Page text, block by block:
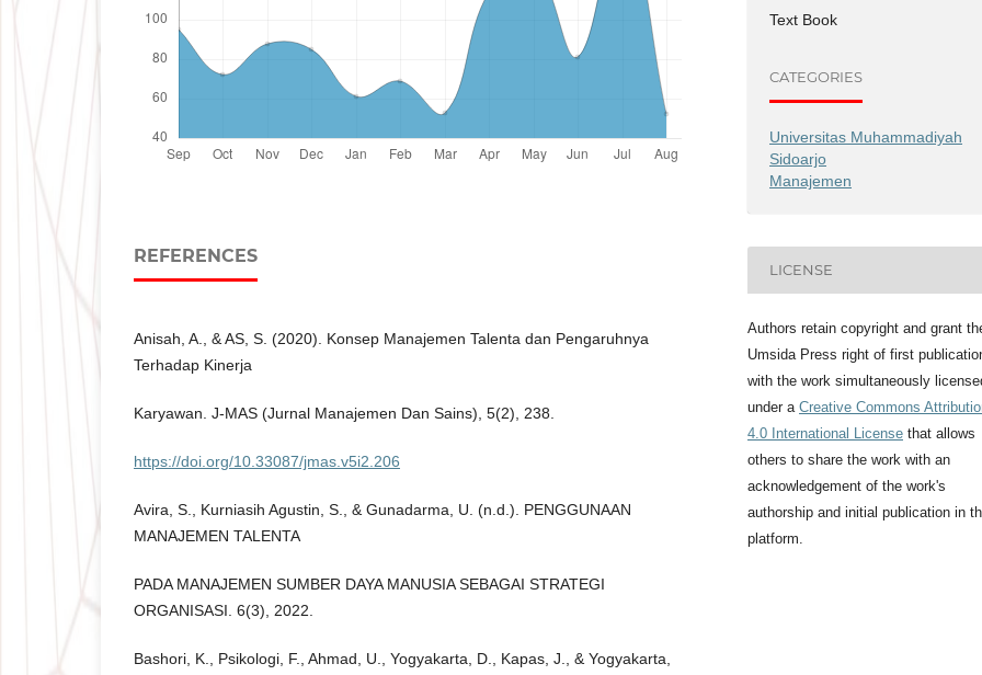
REFERENCES
Anisah, A., & AS, S. (2020). Konsep Manajemen Talenta dan Pengaruhnya
Terhadap Kinerja
Karyawan. J-MAS (Jurnal Manajemen Dan Sains), 5(2), 238.
https://doi.org/10.33087/jmas.v5i2.206
Avira, S., Kurniasih Agustin, S., & Gunadarma, U. (n.d.). PENGGUNAAN
MANAJEMEN TALENTA
PADA MANAJEMEN SUMBER DAYA MANUSIA SEBAGAI STRATEGI
ORGANISASI. 6(3), 2022.
Bashori, K., Psikologi, F., Ahmad, U., Yogyakarta, D., Kapas, J., & Yogyakarta,
Text Book
CATEGORIES
Universitas Muhammadiyah
Sidoarjo
Manajemen
LICENSE
Authors retain copyright and grant
Umsida Press right of first
with the work simultaneously
under a Creative Commons
4.0 International License that allows
others to share the work with an
acknowledgement of the work's
authorship and initial publication in
platform.